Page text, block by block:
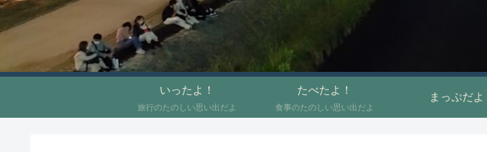
いったよ！
旅行のたのしい思い出だよ
たべたよ！
食事のたのしい思い出だよ
まっぷだよ